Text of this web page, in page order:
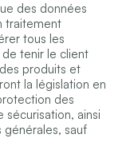
des données
traitement
tous les
tenir le client
produits et
la législation en
des
ainsi
générales, sauf